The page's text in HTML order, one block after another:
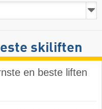
skiliften
en beste liften